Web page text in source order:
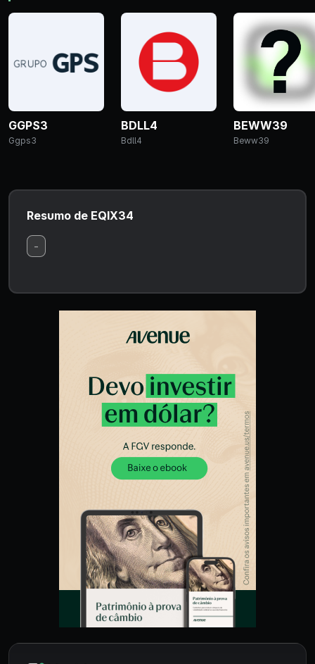
GGPS3
Ggps3
BDLL4
Bdll4
BEWW39
Beww39
Resumo de EQIX34
-